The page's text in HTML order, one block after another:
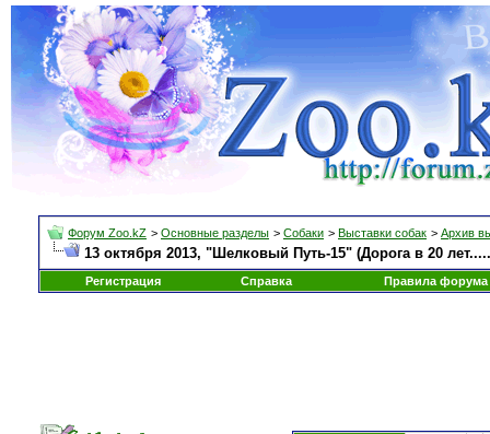
Форум Zoo.kZ > Основные разделы > Собаки > Выставки собак > Архив
13 октября 2013, "Шелковый Путь-15" (Дорога в 20
Регистрация Справка Правила форума